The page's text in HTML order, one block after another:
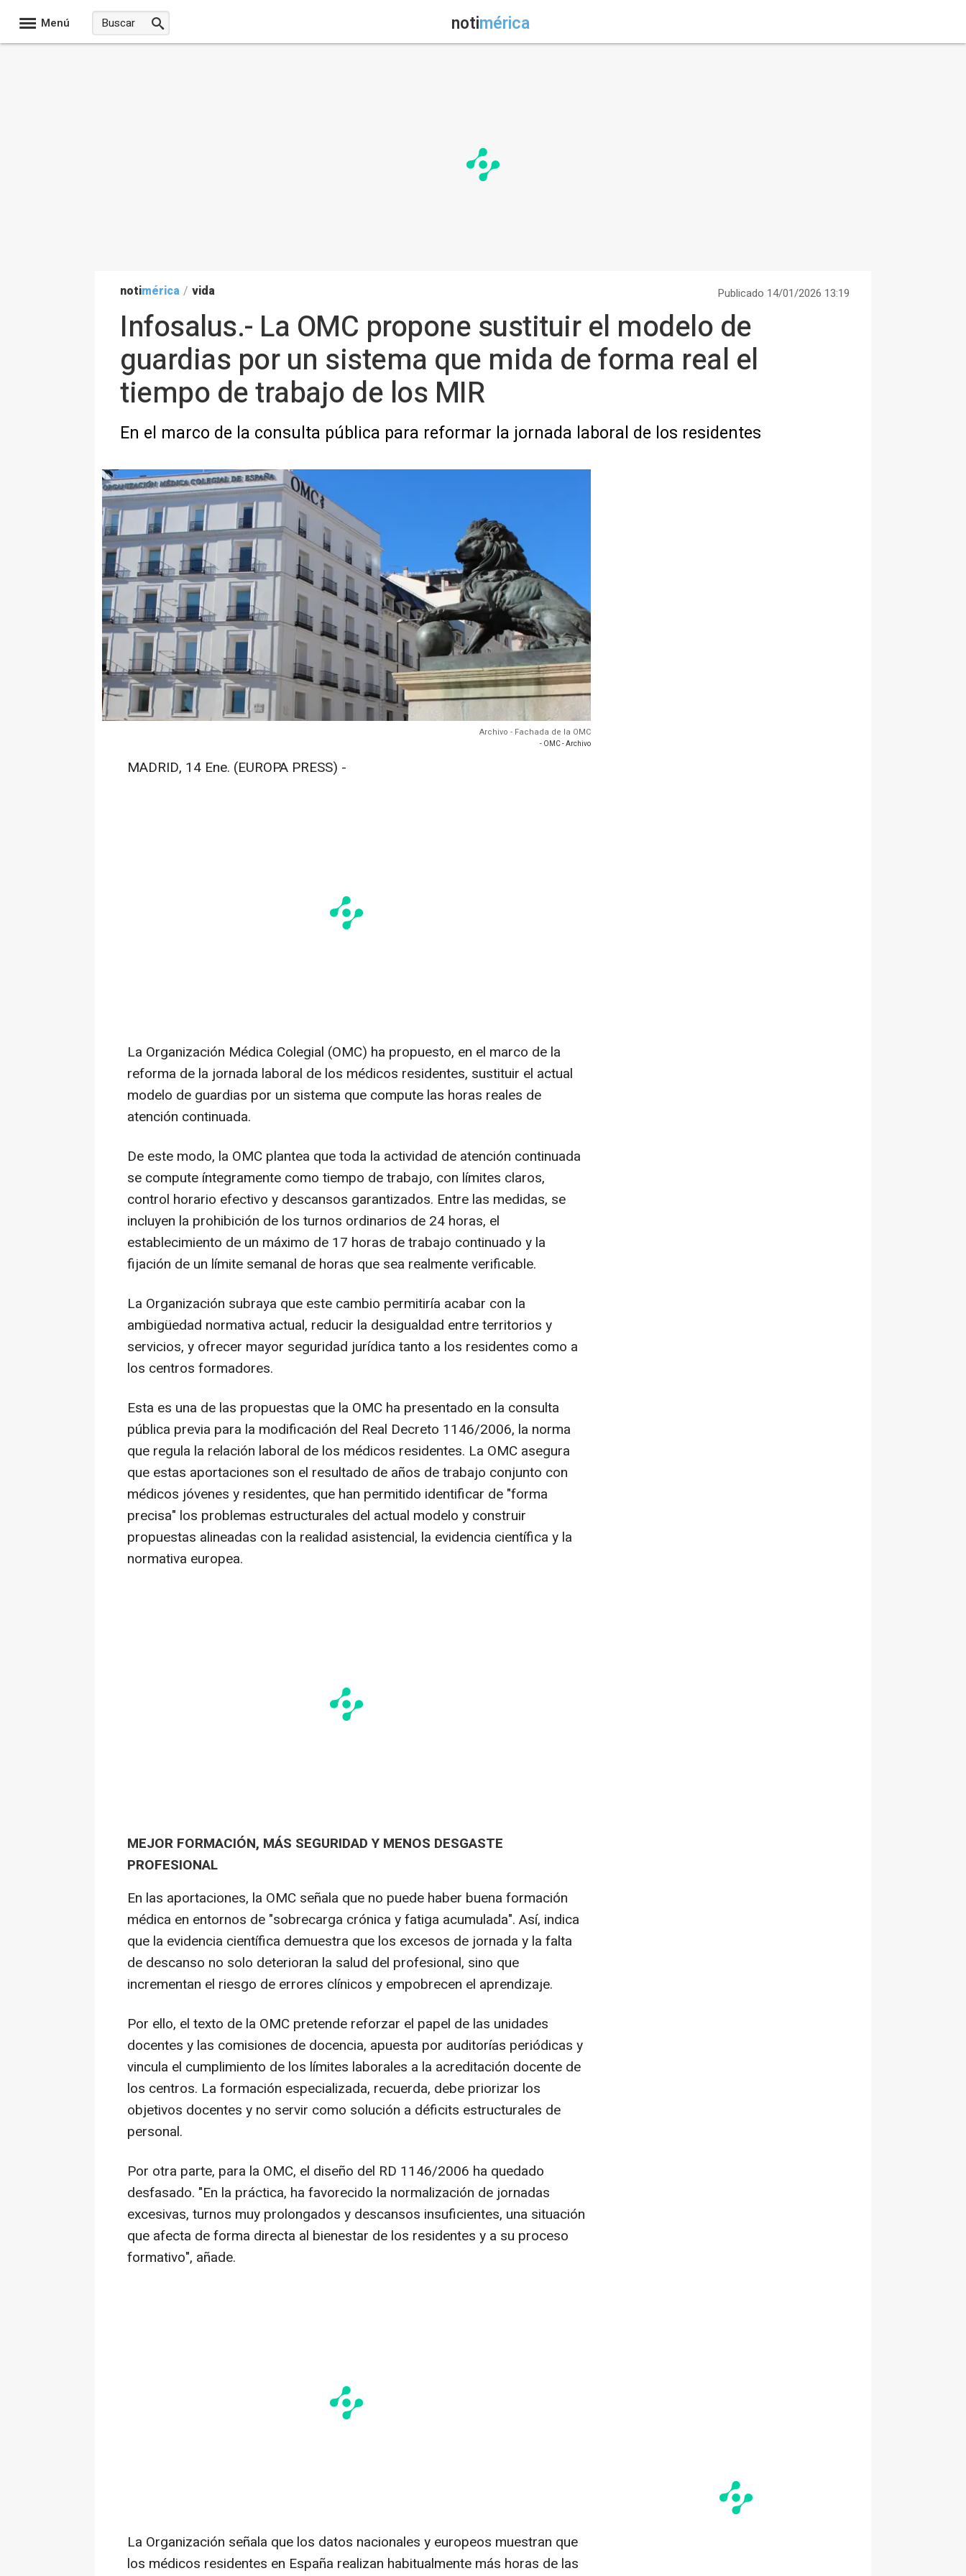
Menú notimérica
notimérica / vida Publicado 14/01/2026 13:19
Infosalus.- La OMC propone sustituir el modelo de
guardias por un sistema que mida de forma real el
tiempo de trabajo de los MIR
En el marco de la consulta pública para reformar la jornada laboral de los residentes
Archivo - Fachada de la OMC
- OMC - Archivo
MADRID, 14 Ene. (EUROPA PRESS) -
La Organización Médica Colegial (OMC) ha propuesto, en el marco de la
reforma de la jornada laboral de los médicos residentes, sustituir el actual
modelo de guardias por un sistema que compute las horas reales de
atención continuada.
De este modo, la OMC plantea que toda la actividad de atención continuada
se compute íntegramente como tiempo de trabajo, con límites claros,
control horario efectivo y descansos garantizados. Entre las medidas, se
incluyen la prohibición de los turnos ordinarios de 24 horas, el
establecimiento de un máximo de 17 horas de trabajo continuado y la
fijación de un límite semanal de horas que sea realmente verificable.
La Organización subraya que este cambio permitiría acabar con la
ambigüedad normativa actual, reducir la desigualdad entre territorios y
servicios, y ofrecer mayor seguridad jurídica tanto a los residentes como a
los centros formadores.
Esta es una de las propuestas que la OMC ha presentado en la consulta
pública previa para la modificación del Real Decreto 1146/2006, la norma
que regula la relación laboral de los médicos residentes. La OMC asegura
que estas aportaciones son el resultado de años de trabajo conjunto con
médicos jóvenes y residentes, que han permitido identificar de "forma
precisa" los problemas estructurales del actual modelo y construir
propuestas alineadas con la realidad asistencial, la evidencia científica y la
normativa europea.
MEJOR FORMACIÓN, MÁS SEGURIDAD Y MENOS DESGASTE
PROFESIONAL
En las aportaciones, la OMC señala que no puede haber buena formación
médica en entornos de "sobrecarga crónica y fatiga acumulada". Así, indica
que la evidencia científica demuestra que los excesos de jornada y la falta
de descanso no solo deterioran la salud del profesional, sino que
incrementan el riesgo de errores clínicos y empobrecen el aprendizaje.
Por ello, el texto de la OMC pretende reforzar el papel de las unidades
docentes y las comisiones de docencia, apuesta por auditorías periódicas y
vincula el cumplimiento de los límites laborales a la acreditación docente de
los centros. La formación especializada, recuerda, debe priorizar los
objetivos docentes y no servir como solución a déficits estructurales de
personal.
Por otra parte, para la OMC, el diseño del RD 1146/2006 ha quedado
desfasado. "En la práctica, ha favorecido la normalización de jornadas
excesivas, turnos muy prolongados y descansos insuficientes, una situación
que afecta de forma directa al bienestar de los residentes y a su proceso
formativo", añade.
La Organización señala que los datos nacionales y europeos muestran que
los médicos residentes en España realizan habitualmente más horas de las